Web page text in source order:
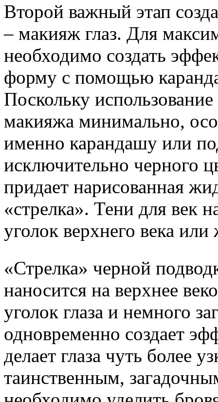
Второй важный этап
– макияж глаз. Для
необходимо создать
форму с помощью
Поскольку
макияжа минимально,
именно карандашу или
исключительно черного
придает нарисованная
«стрелка». Тени для век
уголок верхнего века
«Стрелка» черной
наносится на верхнее
уголок глаза и немного
одновременно создает
делает глаза чуть более
таинственным,